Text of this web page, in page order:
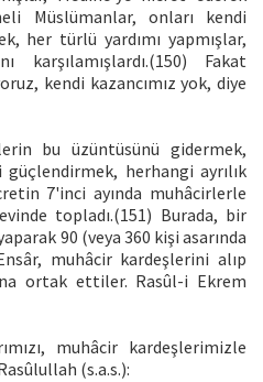
Müslümanlar, onları kendi
her türlü yardımı yapmışlar,
karşılamışlardı.(150) Fakat
kendi kazancımız yok, diye
bu üzüntüsünü gidermek,
herhangi ayrılık
7'inci ayında muhâcirlerle
topladı.(151) Burada, bir
90 (veya 360 kişi asarında
muhâcir kardeşlerini alıp
ortak ettiler. Rasûl-i Ekrem
muhâcir kardeşlerimizle
(s.a.s.):